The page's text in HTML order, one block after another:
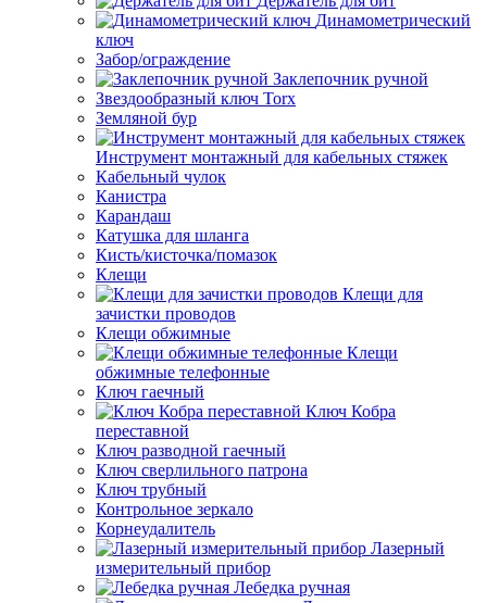
Динамометрический
ключ
Забор/ограждение
Заклепочник ручной
Звездообразный ключ Torx
Земляной бур
Инструмент монтажный для кабельных стяжек
Кабельный чулок
Канистра
Карандаш
Катушка для шланга
Кисть/кисточка/помазок
Клещи
Клещи для
зачистки проводов
Клещи обжимные
Клещи
обжимные телефонные
Ключ гаечный
Ключ Кобра
переставной
Ключ разводной гаечный
Ключ сверлильного патрона
Ключ трубный
Контрольное зеркало
Корнеудалитель
Лазерный
измерительный прибор
Лебедка ручная